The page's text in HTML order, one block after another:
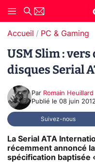
Accueil PC & Gaming
USM Slim :
disques Serial
Par Romain Heuillard
Publié le 08 juin
Suivez-nous
La Serial ATA
récemment annoncé
spécification baptisée